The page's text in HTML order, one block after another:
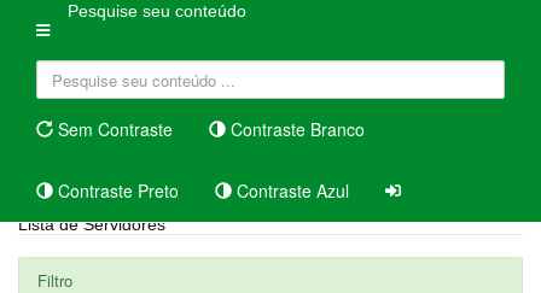
Pesquise seu conteúdo
Sem Contraste Contraste Branco
Contraste Preto Contraste Azul
Lista de Servidores
Filtro